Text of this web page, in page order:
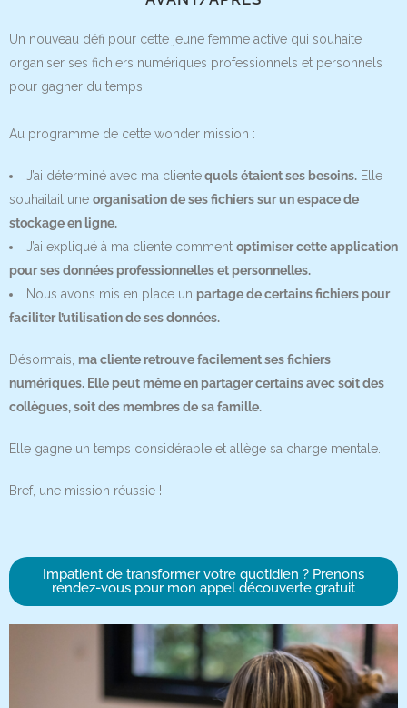
Un nouveau défi pour cette jeune femme active qui souhaite
organiser ses fichiers numériques professionnels et personnels
pour gagner du temps.
Au programme de cette wonder mission :
J’ai déterminé avec ma clientequels étaient ses besoins. Elle
souhaitait une organisation de ses fichiers sur un espace de
stockage en ligne.
J’ai expliqué à ma cliente comment optimiser cette application
pour ses données professionnelles et personnelles.
Nous avons mis en place un partage de certains fichiers pour
faciliter l’utilisation de ses données.
Désormais, ma cliente retrouve facilement ses fichiers
numériques. Elle peut même en partager certains avec soit des
collègues, soit des membres de sa famille.
Elle gagne un temps considérable et allège sa charge mentale.
Bref, une mission réussie !
Impatient de transformer votre quotidien ? Prenons
rendez-vous pour mon appel découverte gratuit